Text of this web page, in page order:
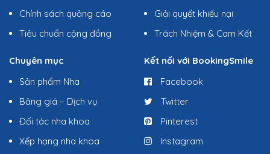
Chính sách quảng cáo
Tiêu chuẩn cộng đồng
Giải quyết khiếu nại
Trách Nhiệm & Cam Kết
Chuyên mục
Sản phẩm Nha
Bảng giá – Dịch vụ
Đối tác nha khoa
Xếp hạng nha khoa
Kết nối với BookingSmile
Facebook
Twitter
Pinterest
Instagram